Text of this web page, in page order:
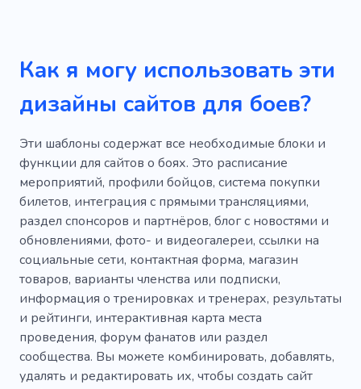
Как я могу использовать эти
дизайны сайтов для боев?
Эти шаблоны содержат все необходимые блоки и
функции для сайтов о боях. Это расписание
мероприятий, профили бойцов, система покупки
билетов, интеграция с прямыми трансляциями,
раздел спонсоров и партнёров, блог с новостями и
обновлениями, фото- и видеогалереи, ссылки на
социальные сети, контактная форма, магазин
товаров, варианты членства или подписки,
информация о тренировках и тренерах, результаты
и рейтинги, интерактивная карта места
проведения, форум фанатов или раздел
сообщества. Вы можете комбинировать, добавлять,
удалять и редактировать их, чтобы создать сайт